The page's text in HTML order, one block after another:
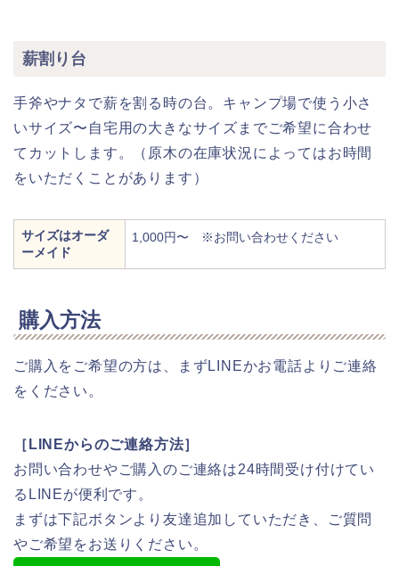
薪割り台
手斧やナタで薪を割る時の台。キャンプ場で使う小さ
いサイズ〜自宅用の大きなサイズまでご希望に合わせ
てカットします。（原木の在庫状況によってはお時間
をいただくことがあります）
サイズはオーダ
ーメイド
1,000円〜 ※お問い合わせください
購入方法
ご購入をご希望の方は、まずLINEかお電話よりご連絡
をください。
［LINEからのご連絡方法］
お問い合わせやご購入のご連絡は24時間受け付けてい
るLINEが便利です。
まずは下記ボタンより友達追加していただき、ご質問
やご希望をお送りください。